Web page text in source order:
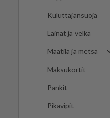
Kuluttajansuoja
Lainat ja velka
Maatila ja metsä
Maksukortit
Pankit
Pikavipit